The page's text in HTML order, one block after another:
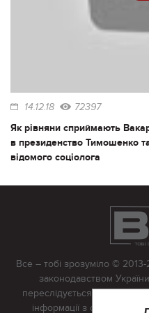
14.12.18 72397
Як рівняни сприймають
в президенство Тимошенко
відомого соціолога
Все – тобі зрозуміло ©
законодавством
переслідується в
інформації з сайту